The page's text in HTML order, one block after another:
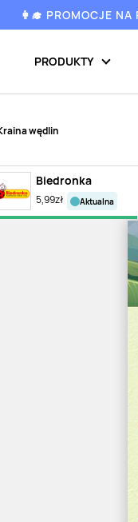
👩‍🎓 PROMOCJE NA
PRODUKTY
wędlin
Biedronka
5,99zł aktualna